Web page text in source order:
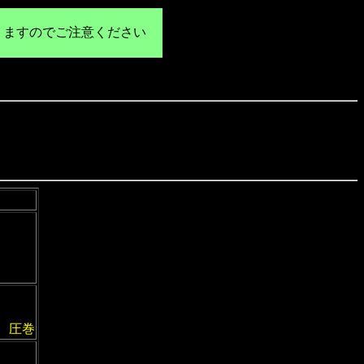
すのでご注意ください
圧巻